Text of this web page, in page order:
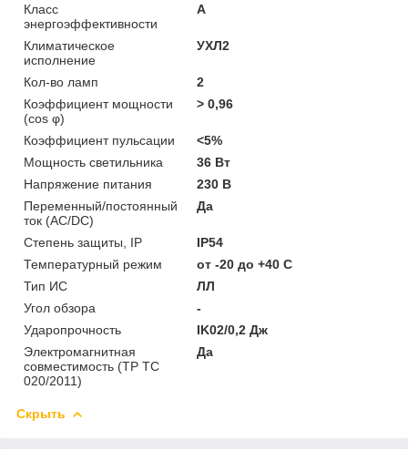
Класс
энергоэффективности
A
Климатическое
исполнение
УХЛ2
Кол-во ламп
2
Коэффициент мощности
(cos φ)
> 0,96
Коэффициент пульсации
<5%
Мощность светильника
36 Вт
Напряжение питания
230 В
Переменный/постоянный
ток (AC/DC)
Да
Степень защиты, IP
IP54
Температурный режим
от -20 до +40 C
Тип ИС
ЛЛ
Угол обзора
-
Ударопрочность
IK02/0,2 Дж
Электромагнитная
совместимость (ТР ТС
020/2011)
Да
Скрыть